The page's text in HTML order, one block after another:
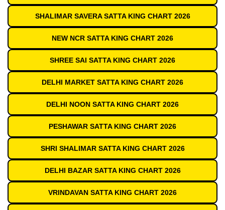
SHALIMAR SAVERA SATTA KING CHART 2026
NEW NCR SATTA KING CHART 2026
SHREE SAI SATTA KING CHART 2026
DELHI MARKET SATTA KING CHART 2026
DELHI NOON SATTA KING CHART 2026
PESHAWAR SATTA KING CHART 2026
SHRI SHALIMAR SATTA KING CHART 2026
DELHI BAZAR SATTA KING CHART 2026
VRINDAVAN SATTA KING CHART 2026